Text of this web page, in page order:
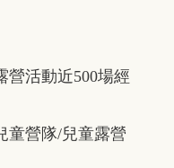
營活動近500場經
童營隊/兒童露營